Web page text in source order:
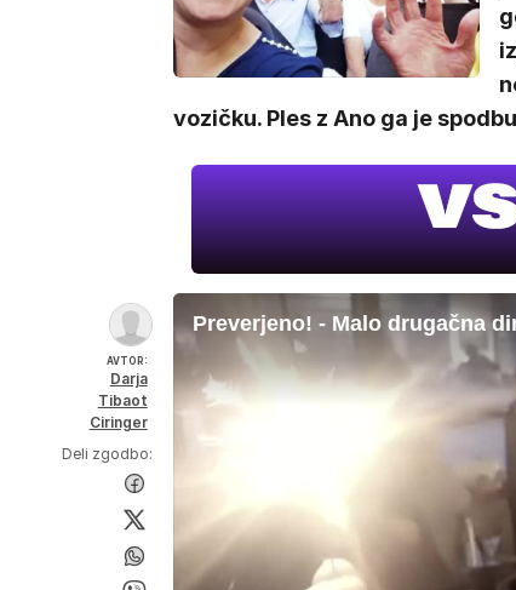
vozičku. Ples z Ano ga je
AVTOR:
Darja
Tibaot
Ciringer
Deli zgodbo:
Preverjeno! - Malo drugačna